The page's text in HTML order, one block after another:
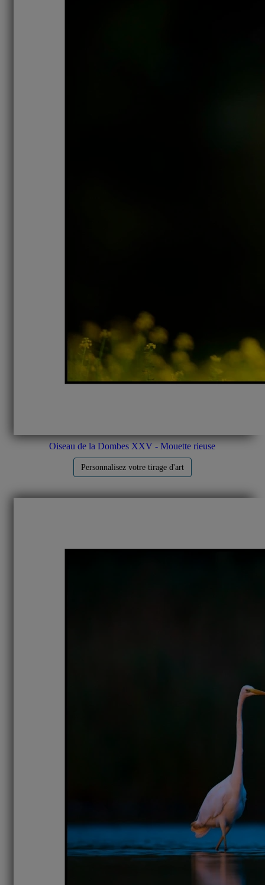
Oiseau de la Dombes XXV - Mouette rieuse
Personnalisez votre tirage d'art